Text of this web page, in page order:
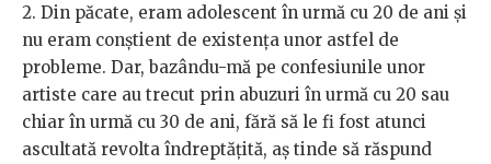
2. Din păcate, eram adolescent în urmă cu 20 de ani și
nu eram conștient de existența unor astfel de
probleme. Dar, bazându-mă pe confesiunile unor
artiste care au trecut prin abuzuri în urmă cu 20 sau
chiar în urmă cu 30 de ani, fără să le fi fost atunci
ascultată revolta îndreptățită, aș tinde să răspund